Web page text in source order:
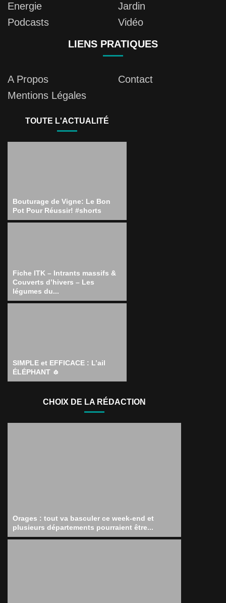
Energie
Jardin
Podcasts
Vidéo
LIENS PRATIQUES
A Propos
Contact
Mentions Légales
TOUTE L'ACTUALITÉ
Bouturage de Vigne: Le Bon
Pot Pour Réussir! #shorts
Fiche ITK – Intrants massifs &
Couverts d’hivers – Les
légumes du...
SIMPLE et EFFICACE : L’ail
ÉLÉPHANT 🧄
CHOIX DE LA RÉDACTION
Orages : tout va basculer ce week-end et
plusieurs départements pourraient être...